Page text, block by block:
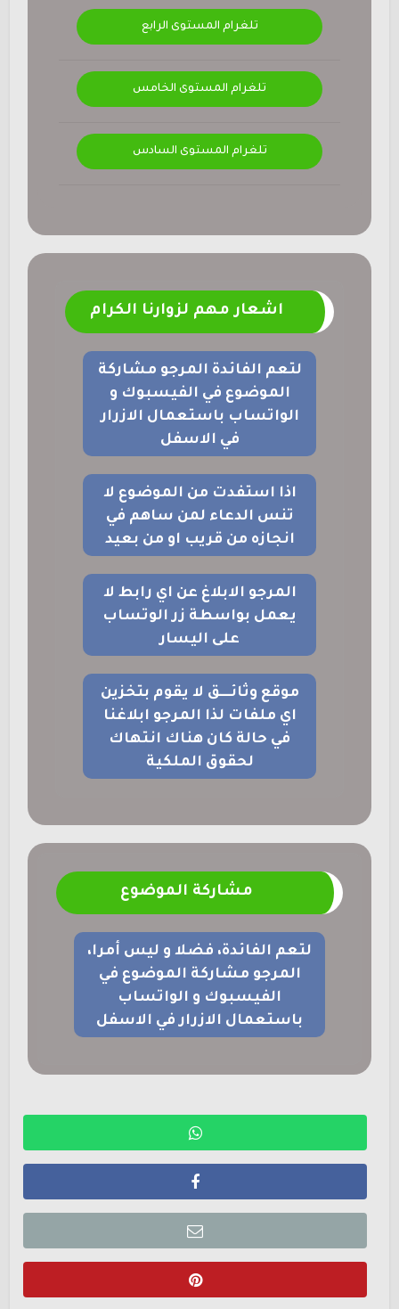
تلغرام المستوى الرابع
تلغرام المستوى الخامس
تلغرام المستوى السادس
اشعار مهم لزوارنا الكرام
لتعم الفائدة المرجو مشاركة
الموضوع في الفيسبوك و
الواتساب باستعمال الازرار
في الاسفل
اذا استفدت من الموضوع لا
تنس الدعاء لمن ساهم في
انجازه من قريب او من بعيد
المرجو الابلاغ عن اي رابط لا
يعمل بواسطة زر الوتساب
على اليسار
موقع وثائــــق لا يقوم بتخزين
اي ملفات لذا المرجو ابلاغنا
في حالة كان هناك انتهاك
لحقوق الملكية
مشاركة الموضوع
لتعم الفائدة، فضلا و ليس أمرا،
المرجو مشاركة الموضوع في
الفيسبوك و الواتساب
باستعمال الازرار في الاسفل